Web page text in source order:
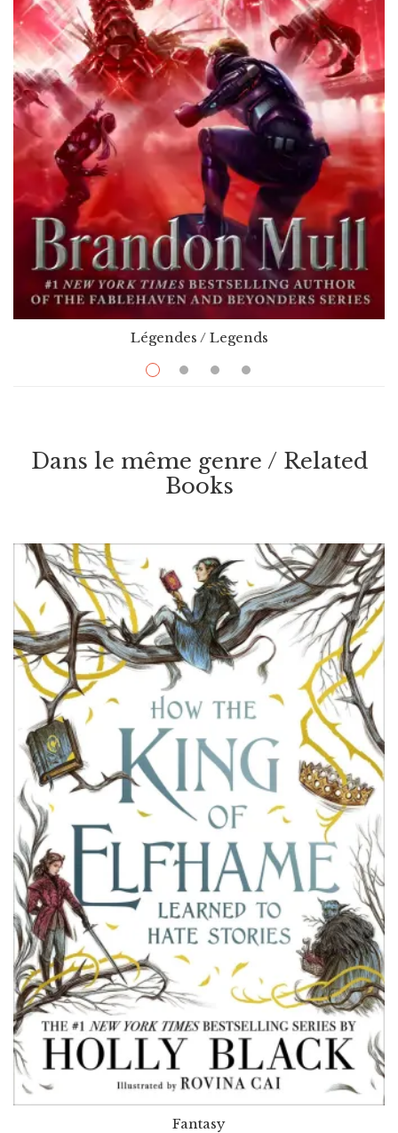
Légendes / Legends
$ 12.99 $26.99
VOIR / VIEW
Dans le même genre / Related
Books
Fantasy